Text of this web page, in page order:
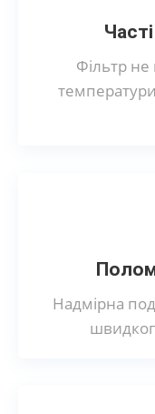
Фільтр не
Надмірна